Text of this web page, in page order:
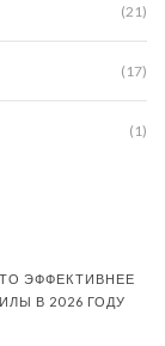
(21)
(17)
(1)
ЭФФЕКТИВНЕЕ
В 2026 ГОДУ